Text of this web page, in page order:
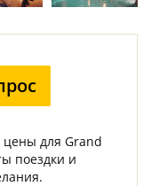
для Grand
поездки и